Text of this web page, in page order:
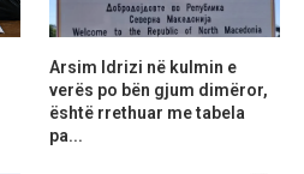
Arsim Idrizi në kulmin e
verës po bën gjum dimëror,
është rrethuar me tabela
pa...